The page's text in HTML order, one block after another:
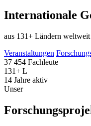
Internationale
aus 131+ Ländern weltweit
Veranstaltungen
37 454 Fachleute
131+ L
14 Jahre aktiv
Unser